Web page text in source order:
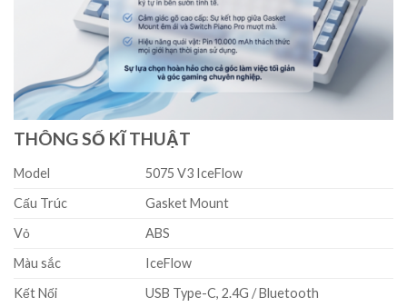
THÔNG SỐ KĨ THUẬT
Model
5075 V3 IceFlow
Cấu Trúc
Gasket Mount
Vỏ
ABS
Màu sắc
IceFlow
Kết Nối
USB Type-C, 2.4G / Bluetooth